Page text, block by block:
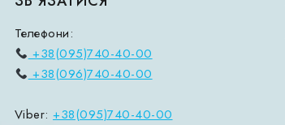
Телефони:
+38(095)740-40-00
+38(096)740-40-00
Viber: +38(095)740-40-00